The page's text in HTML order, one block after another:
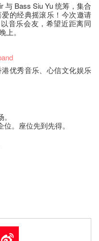
与 Bass Siu Yu 统筹，集合
的经典摇滚乐！今次邀请
音乐会友，希望近距离同
上。
优秀音乐、心信文化娱乐
。座位先到先得。